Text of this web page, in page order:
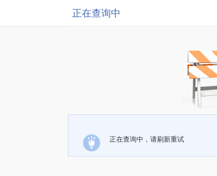
正在查询中
正在查询中，请刷新重试